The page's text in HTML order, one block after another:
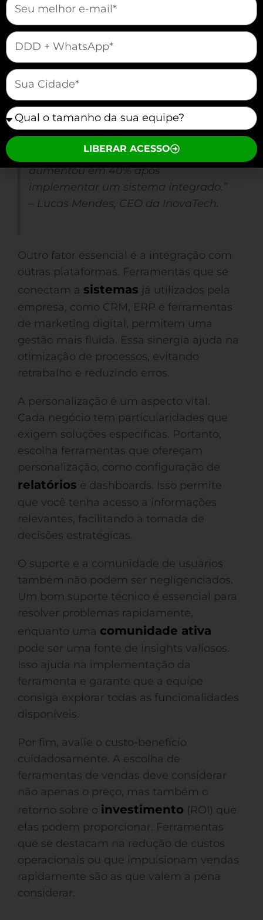
Integração com outras plataformas.
Capacidade de personalização.
Suporte técnico eficiente.
“Escolher a ferramenta certa foi
essencial. Nossa produtividade
aumentou em 40% após
implementar um sistema integrado.”
– Lucas Mendes, CEO da InovaTech.
Outro fator essencial é a integração com
outras plataformas. Ferramentas que se
conectam a sistemas já utilizados pela
empresa, como CRM, ERP e ferramentas
de marketing digital, permitem uma
gestão mais fluida. Essa sinergia ajuda na
otimização de processos, evitando
retrabalho e reduzindo erros.
A personalização é um aspecto vital.
Cada negócio tem particularidades que
exigem soluções específicas. Portanto,
escolha ferramentas que ofereçam
personalização, como configuração de
relatórios e dashboards. Isso permite
que você tenha acesso a informações
relevantes, facilitando a tomada de
decisões estratégicas.
O suporte e a comunidade de usuários
também não podem ser negligenciados.
Um bom suporte técnico é essencial para
resolver problemas rapidamente,
enquanto uma comunidade ativa
pode ser uma fonte de insights valiosos.
Isso ajuda na implementação da
ferramenta e garante que a equipe
consiga explorar todas as funcionalidades
disponíveis.
Por fim, avalie o custo-benefício
cuidadosamente. A escolha de
ferramentas de vendas deve considerar
não apenas o preço, mas também o
retorno sobre o investimento (ROI) que
elas podem proporcionar. Ferramentas
que se destacam na redução de custos
operacionais ou que impulsionam vendas
rapidamente são as que valem a pena
considerar.
mauticform[telefone]
mauticform[cidade]
mauticform[equipe]
LIBERAR ACESSO